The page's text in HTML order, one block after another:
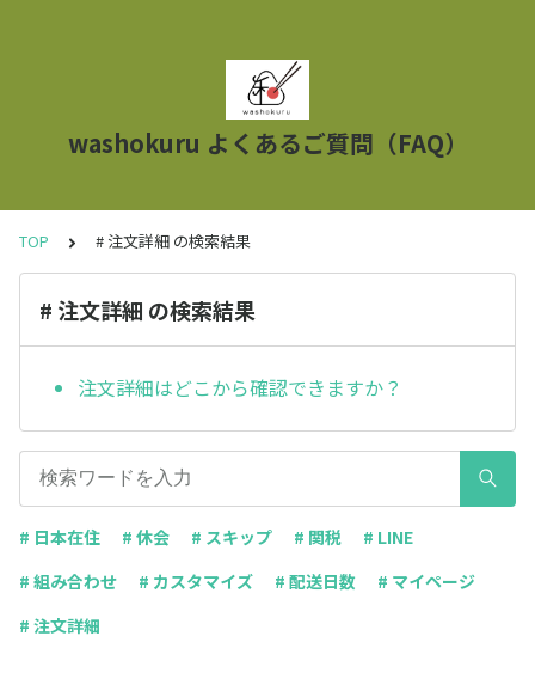
washokuru よくあるご質問（FAQ）
TOP # 注文詳細 の検索結果
# 注文詳細 の検索結果
注文詳細はどこから確認できますか？
# 日本在住 # 休会 # スキップ # 関税
# LINE
# 組み合わせ
# カスタマイズ # 配送日数
# マイページ
# 注文詳細